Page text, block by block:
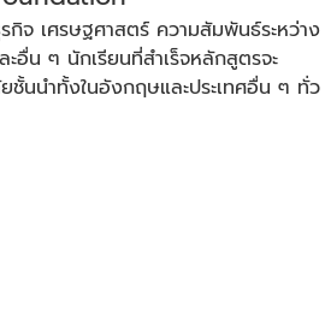
จ เศรษฐศาสตร์ ความสัมพันธ์ระหว่าง
ะอื่น ๆ นักเรียนที่สำเร็จหลักสูตรจะ
ชั้นนำทั้งในอังกฤษและประเทศอื่น ๆ ทั่ว